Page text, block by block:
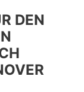
DEN